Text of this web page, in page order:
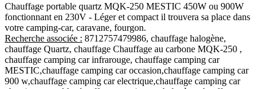
Chauffage portable quartz MQK-250 MESTIC 450W ou 900W
fonctionnant en 230V - Léger et compact il trouvera sa place dans
votre camping-car, caravane, fourgon.
Recherche associée : 8712757479986, chauffage halogène,
chauffage Quartz, chauffage Chauffage au carbone MQK-250 ,
chauffage camping car infrarouge, chauffage camping car
MESTIC,chauffage camping car occasion,chauffage camping car
900 w,chauffage camping car electrique,chauffage camping car